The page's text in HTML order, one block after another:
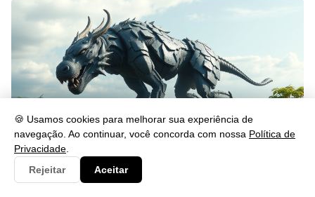
🍪 Usamos cookies para melhorar sua experiência de
navegação. Ao continuar, você concorda com nossa Política de
Privacidade
Rejeitar
Aceitar
Gerou: Significado, Uso e Exemplos na Língua Portuguesa